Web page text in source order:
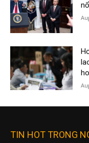
TIN HOT TRONG